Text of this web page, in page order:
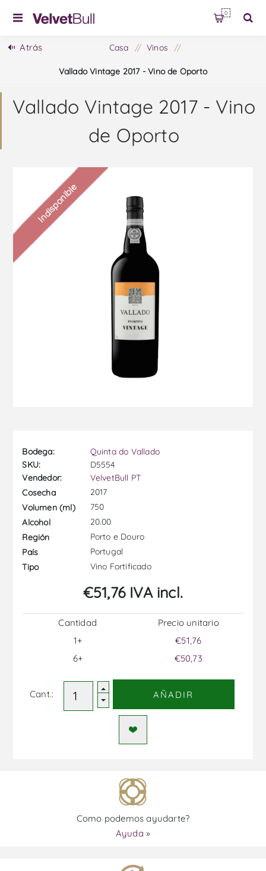
0
Atrás Casa / Vinos /
Vallado Vintage 2017 - Vino de Oporto
Vallado Vintage 2017 - Vino
de Oporto
Indisponible
Bodega:
Quinta do Vallado
SKU:
D5554
Vendedor:
VelvetBull PT
Cosecha
2017
Volumen (ml)
750
Alcohol
20.00
Región
Porto e Douro
País
Portugal
Tipo
Vino Fortificado
€51,76 IVA incl.
Cantidad
1+
6+
Precio unitario
€51,76
€50,73
Cant.: AÑADIR
Como podemos ayudarte?
Ayuda »